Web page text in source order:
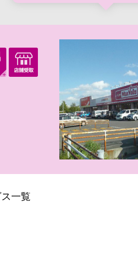
一覧